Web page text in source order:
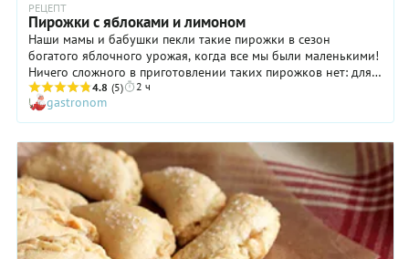
РЕЦЕПТ
Пирожки с яблоками и лимоном
Наши мамы и бабушки пекли такие пирожки в сезон
богатого яблочного урожая, когда все мы были маленькими!
Ничего сложного в приготовлении таких пирожков нет: для
вкусного семейного чаепития нам потребуется простое
домашнее тесто, яблоки, лимон. А для всех, кто с тестом
исключительно на «вы», мы подготовили рабочий
пошаговый рецепт. Следуйте ему — и все получится! Для
начинки мы выбрали яблоки кисло-сладкого сорта, но тут вы
можете внести свои коррективы, исходя, например, из
наличия в вашем дачном саду.
4.8 (5) 2 ч
gastronom